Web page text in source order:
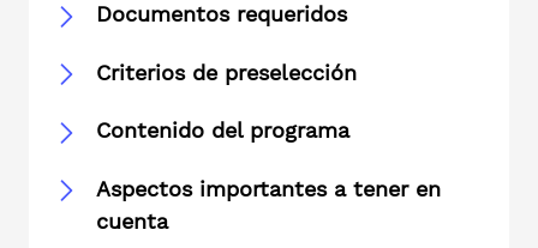
Documentos requeridos
Criterios de preselección
Contenido del programa
Aspectos importantes a tener en
cuenta